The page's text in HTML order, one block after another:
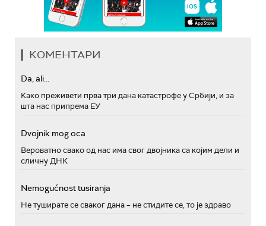
КОМЕНТАРИ
Da, ali...
Како преживети прва три дана катастрофе у Србији, и за
шта нас припрема ЕУ
Dvojnik mog oca
Вероватно свако од нас има свог двојника са којим дели и
сличну ДНК
Nemogućnost tusiranja
Не туширате се сваког дана – не стидите се, то је здраво